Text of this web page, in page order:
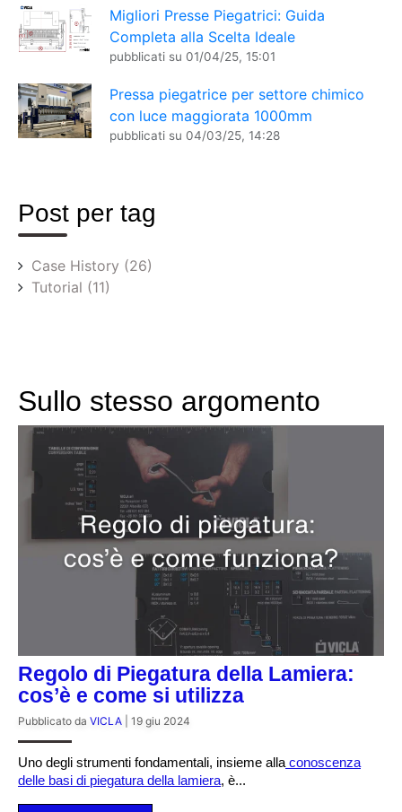
Migliori Presse Piegatrici: Guida
Completa alla Scelta Ideale
pubblicati su 01/04/25, 15:01
Pressa piegatrice per settore chimico
con luce maggiorata 1000mm
pubblicati su 04/03/25, 14:28
Post per tag
Case History (26)
Tutorial (11)
Sullo stesso argomento
Regolo di Piegatura della Lamiera:
cos’è e come si utilizza
Pubblicato da VICLA 19 giu 2024
Uno degli strumenti fondamentali, insieme alla conoscenza
delle basi di piegatura della lamiera, è...